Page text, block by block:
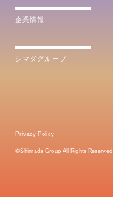
企業情報
シマダグループ
Privacy Policy
©Shimada Group All Rights Reserved